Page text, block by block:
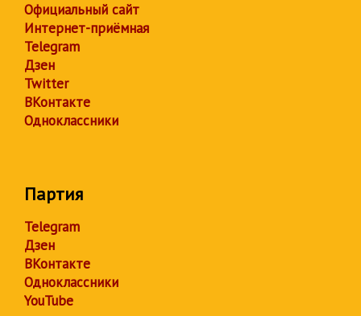
Официальный сайт
Интернет-приёмная
Telegram
Дзен
Twitter
ВКонтакте
Одноклассники
Партия
Telegram
Дзен
ВКонтакте
Одноклассники
YouTube